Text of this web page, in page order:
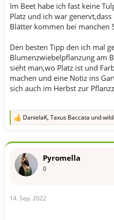
Im Beet habe ich fast keine
Platz und ich war
Blätter kommen bei manchen
Den besten Tipp den ich mal
Blumenzwiebelpflanzung am
sieht man,wo Platz ist und
machen und eine Notiz ins
sich auch im Herbst zur
R
k
o
:
DanielaK, Taxus Baccata und
Pyromella
0
14. Sep. 2022